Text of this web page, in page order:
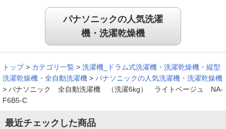
パナソニックの人気洗濯
機・洗濯乾燥機
トップ > カテゴリ一覧 > 洗濯機_ドラム式洗濯機・洗濯乾燥機・縦型
洗濯乾燥機・全自動洗濯機 > パナソニックの人気洗濯機・洗濯乾燥機
> パナソニック 全自動洗濯機 （洗濯6kg） ライトベージュ NA-
F6B5-C
最近チェックした商品